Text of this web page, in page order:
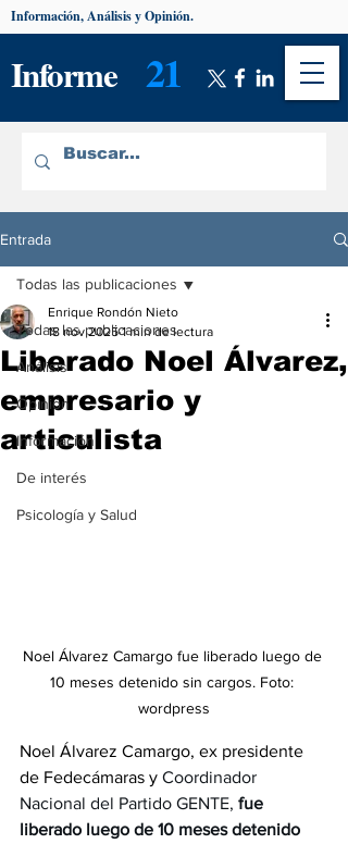
Informe 21
Información, Análisis y Opinión.
Entrada
Todas las publicaciones
Análisis
Opinión
Información
De interés
Psicología y Salud
Todas las publicaciones
Liberado Noel Álvarez,
empresario y
articulista
Enrique Rondón Nieto
18 nov 2025 1 min de lectura
Noel Álvarez Camargo fue liberado luego de
10 meses detenido sin cargos. Foto:
wordpress
Noel Álvarez Camargo, ex presidente
de Fedecámaras y Coordinador
Nacional del Partido GENTE, fue
liberado luego de 10 meses detenido